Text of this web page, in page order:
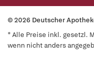
© 2026 Deutscher
* Alle Preise inkl. gesetzl.
wenn nicht anders